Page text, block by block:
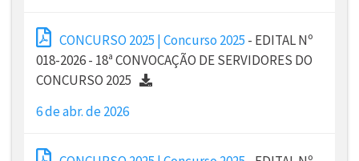
CONCURSO 2025 | Concurso 2025 - EDITAL Nº
018-2026 - 18ª CONVOCAÇÃO DE SERVIDORES DO
CONCURSO 2025
6 de abr. de 2026